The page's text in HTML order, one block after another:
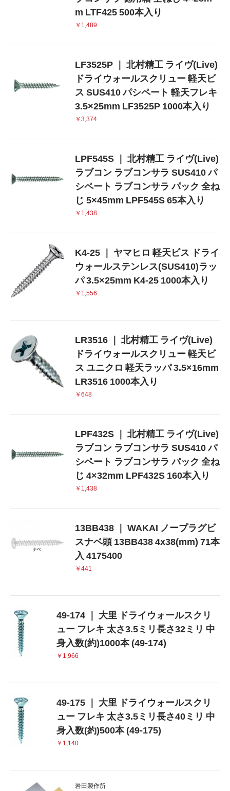
m LTF425 500本入り
￥1,489
LF3525P ｜ 北村精工 ライヴ(Live)
ドライウォールスクリュー 軽天ビ
ス SUS410 パシペート 軽天フレキ
3.5×25mm LF3525P 1000本入り
￥3,374
LPF545S ｜ 北村精工 ライヴ(Live)
ラブコン ラブコンサラ SUS410 パ
シペート ラブコンサラ パック 全ね
じ 5×45mm LPF545S 65本入り
￥1,438
K4-25 ｜ ヤマヒロ 軽天ビス ドライ
ウォールステンレス(SUS410)ラッ
パ 3.5×25mm K4-25 1000本入り
￥1,556
LR3516 ｜ 北村精工 ライヴ(Live)
ドライウォールスクリュー 軽天ビ
ス ユニクロ 軽天ラッパ 3.5×16mm
LR3516 1000本入り
￥648
LPF432S ｜ 北村精工 ライヴ(Live)
ラブコン ラブコンサラ SUS410 パ
シペート ラブコンサラ パック 全ね
じ 4×32mm LPF432S 160本入り
￥1,438
13BB438 ｜ WAKAI ノープラグビ
スナベ頭 13BB438 4x38(mm) 71本
入 4175400
￥441
49-174 ｜ 大里 ドライウォールスクリ
ュー フレキ 太さ3.5ミリ長さ32ミリ 中
身入数(約)1000本 (49-174)
￥1,966
49-175 ｜ 大里 ドライウォールスクリ
ュー フレキ 太さ3.5ミリ長さ40ミリ 中
身入数(約)500本 (49-175)
￥1,140
岩田製作所